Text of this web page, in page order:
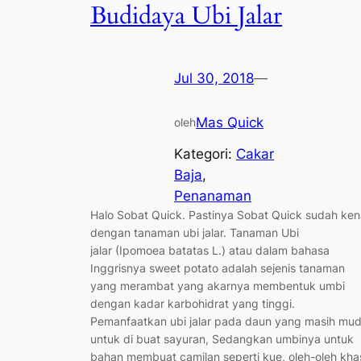
Budidaya Ubi Jalar
Jul 30, 2018—
olehMas Quick
Kategori: Cakar
Baja
Penanaman
Halo Sobat Quick. Pastinya Sobat Quick sudah
dengan tanaman ubi jalar. Tanaman Ubi
jalar (Ipomoea batatas L.) atau dalam bahasa
Inggrisnya sweet potato adalah sejenis tanaman
yang merambat yang akarnya membentuk umbi
dengan kadar karbohidrat yang tinggi.
Pemanfaatkan ubi jalar pada daun yang masih
untuk di buat sayuran, Sedangkan umbinya untuk
bahan membuat camilan seperti kue, oleh-oleh